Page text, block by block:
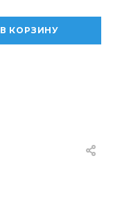
В КОРЗИНУ